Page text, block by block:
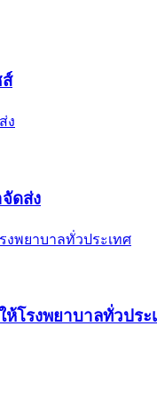
ดส่ง
โรงพยาบาลทั่วประ